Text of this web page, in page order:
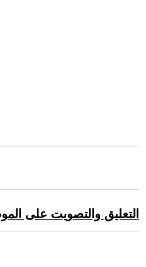
التعليق والتصويت على